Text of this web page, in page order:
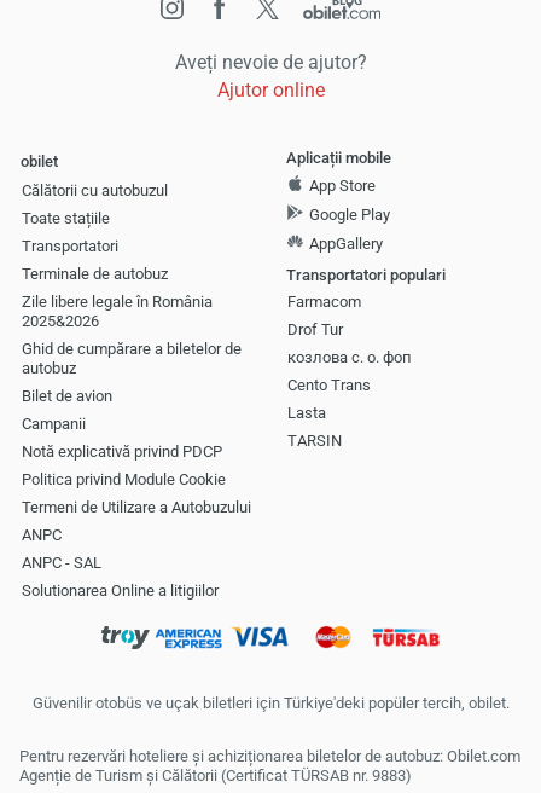
Aveți nevoie de ajutor?
Ajutor online
obilet
Călătorii cu autobuzul
Toate stațiile
Transportatori
Terminale de autobuz
Zile libere legale în România
2025&2026
Ghid de cumpărare a biletelor de
autobuz
Bilet de avion
Campanii
Notă explicativă privind PDCP
Politica privind Module Cookie
Termeni de Utilizare a Autobuzului
ANPC
ANPC - SAL
Solutionarea Online a litigiilor
Aplicații mobile
App Store
Google Play
AppGallery
Transportatori populari
Farmacom
Drof Tur
козлова с. о. фоп
Cento Trans
Lasta
TARSIN
Güvenilir otobüs ve uçak biletleri için Türkiye'deki popüler tercih, obilet.
Pentru rezervări hoteliere și achiziționarea biletelor de autobuz: Obilet.com
Agenție de Turism și Călătorii (Certificat TÜRSAB nr. 9883)